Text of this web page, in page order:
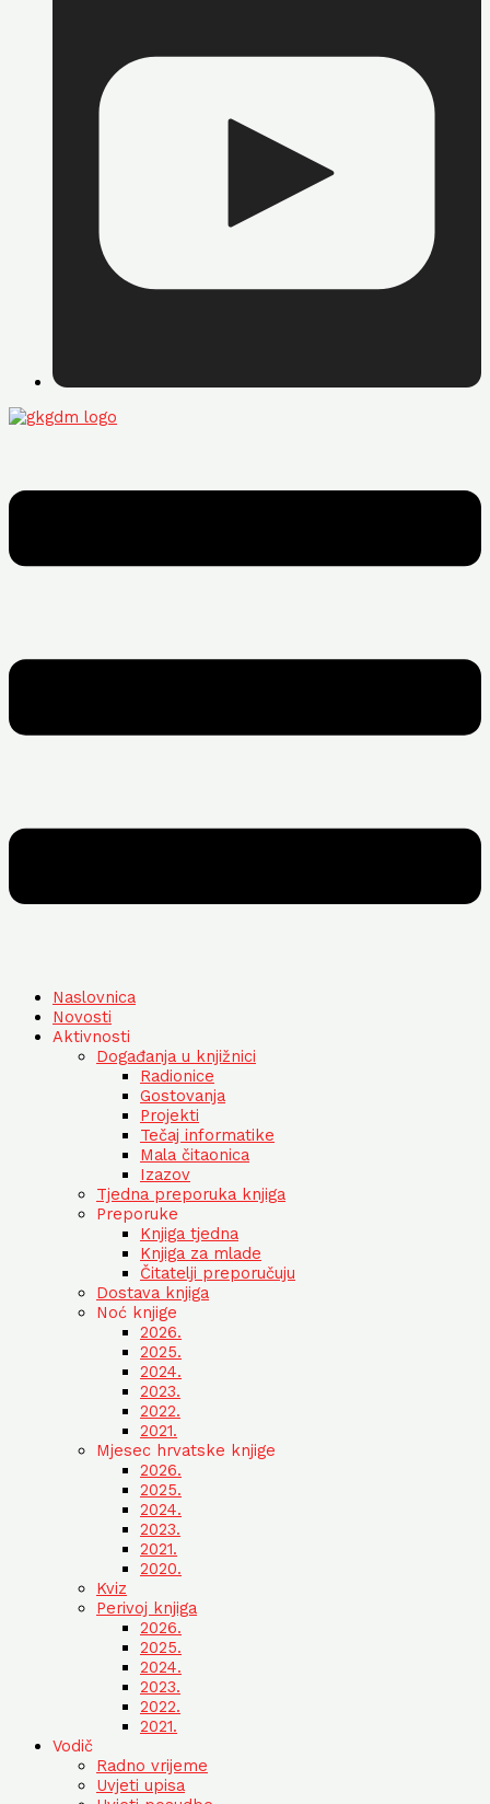
Naslovnica
Novosti
Aktivnosti
Događanja u knjižnici
Radionice
Gostovanja
Projekti
Tečaj informatike
Mala čitaonica
Izazov
Tjedna preporuka knjiga
Preporuke
Knjiga tjedna
Knjiga za mlade
Čitatelji preporučuju
Dostava knjiga
Noć knjige
2026.
2025.
2024.
2023.
2022.
2021.
Mjesec hrvatske knjige
2026.
2025.
2024.
2023.
2021.
2020.
Kviz
Perivoj knjiga
2026.
2025.
2024.
2023.
2022.
2021.
Vodič
Radno vrijeme
Uvjeti upisa